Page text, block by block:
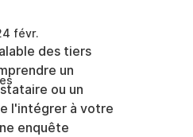
févr.
des tiers
un
ou un
l'intégrer à votre
enquête